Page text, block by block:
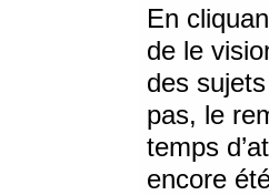
En
de le
des
pas, le
temps
encore